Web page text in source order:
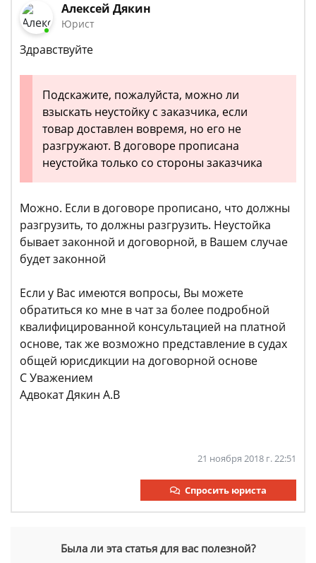
Алексей Дякин
Юрист
Здравствуйте
Подскажите, пожалуйста, можно ли
взыскать неустойку с заказчика, если
товар доставлен вовремя, но его не
разгружают. В договоре прописана
неустойка только со стороны заказчика
Можно. Если в договоре прописано, что должны
разгрузить, то должны разгрузить. Неустойка
бывает законной и договорной, в Вашем случае
будет законной
Если у Вас имеются вопросы, Вы можете
обратиться ко мне в чат за более подробной
квалифицированной консультацией на платной
основе, так же возможно представление в судах
общей юрисдикции на договорной основе
С Уважением
Адвокат Дякин А.В
21 ноября 2018 г. 22:51
Спросить юриста
Была ли эта статья для вас полезной?